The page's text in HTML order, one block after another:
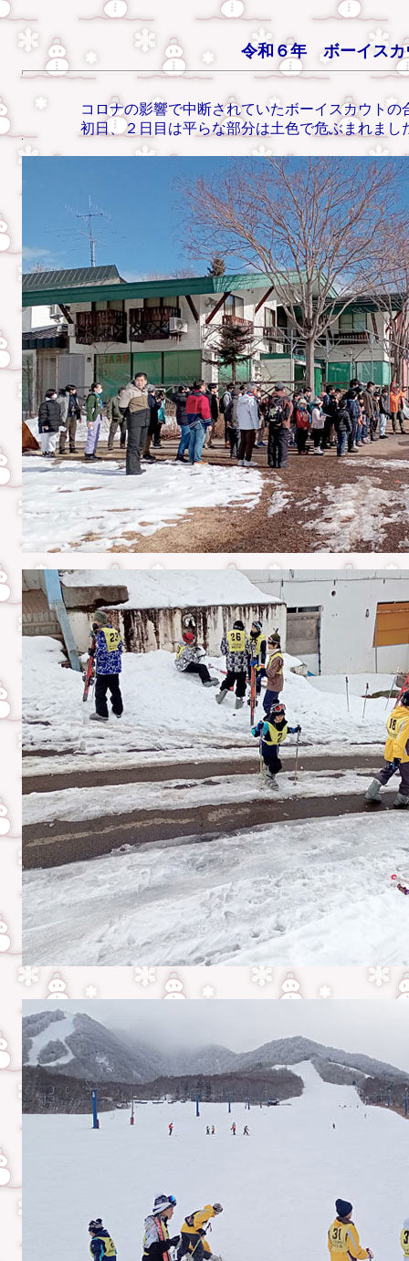
令和６年 ボーイスカ
コロナの影響で中断されていたボーイスカウトの合
初日、２日目は平らな部分は土色で危ぶまれました